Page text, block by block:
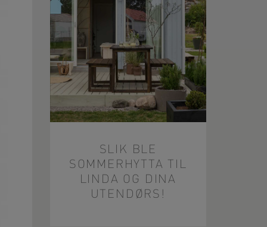
SLIK BLE
SOMMERHYTTA TIL
LINDA OG DINA
UTENDØRS!